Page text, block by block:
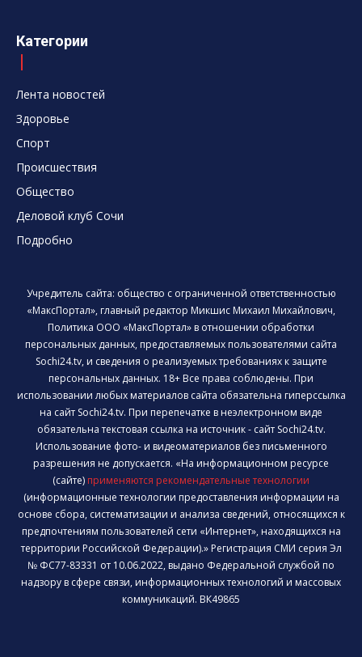
Категории
Лента новостей
Здоровье
Спорт
Происшествия
Общество
Деловой клуб Сочи
Подробно
Учредитель сайта: общество с ограниченной ответственностью
«МаксПортал», главный редактор Микшис Михаил Михайлович,
Политика ООО «МаксПортал» в отношении обработки
персональных данных, предоставляемых пользователями сайта
Sochi24.tv, и сведения о реализуемых требованиях к защите
персональных данных. 18+ Все права соблюдены. При
использовании любых материалов сайта обязательна гиперссылка
на сайт Sochi24.tv. При перепечатке в неэлектронном виде
обязательна текстовая ссылка на источник - сайт Sochi24.tv.
Использование фото- и видеоматериалов без письменного
разрешения не допускается. «На информационном ресурсе
(сайте) применяются рекомендательные технологии
(информационные технологии предоставления информации на
основе сбора, систематизации и анализа сведений, относящихся к
предпочтениям пользователей сети «Интернет», находящихся на
территории Российской Федерации).» Регистрация СМИ серия Эл
№ ФС77-83331 от 10.06.2022, выдано Федеральной службой по
надзору в сфере связи, информационных технологий и массовых
коммуникаций. ВК49865